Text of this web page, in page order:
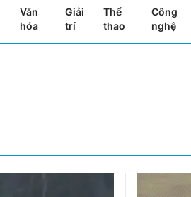
Văn
hóa
Giải
trí
Thể
thao
Công
nghệ